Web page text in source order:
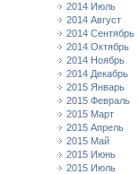
2014 Июль
2014 Август
2014 Сентябрь
2014 Октябрь
2014 Ноябрь
2014 Декабрь
2015 Январь
2015 Февраль
2015 Март
2015 Апрель
2015 Май
2015 Июнь
2015 Июль